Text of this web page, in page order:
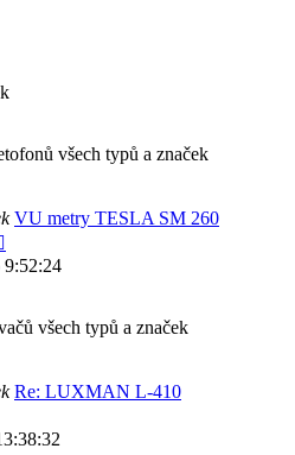
všech typů a značek
VU metry TESLA SM 260
poslední
9:52:24
všech typů a značek
Re: LUXMAN L-410